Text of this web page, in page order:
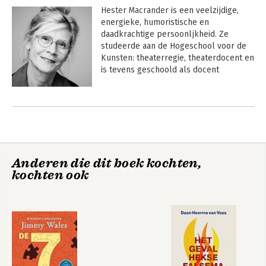
Hester Macrander is een veelzijdige,
energieke, humoristische en
daadkrachtige persoonljkheid. Ze
studeerde aan de Hogeschool voor de
Kunsten: theaterregie, theaterdocent en
is tevens geschoold als docent
om internationaal gecertificeerd trainer
Geweldloze, of Verbindende
Hester heeft het boek 'Verbindend
Communiceren, hoe dan? geschreven
(2024) en het boek ‘Mediation met
Geweldloze Communicatie’ van de
Andere boeken door Hester
Anderen die dit boek kochten,
kochten ook